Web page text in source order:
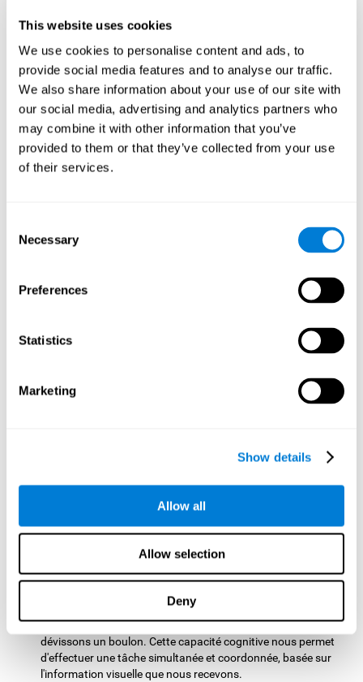
This website uses cookies
We use cookies to personalise content and ads, to
provide social media features and to analyse our traffic.
We also share information about your use of our site with
our social media, advertising and analytics partners who
may combine it with other information that you’ve
provided to them or that they’ve collected from your use
of their services.
Selection
Necessary
Preferences
Statistics
Marketing
Show details
Allow all
Allow selection
Deny
Flexibilité cognitive:Pour progresser dans ce jeu mental, nous
devrons nous adapter au changement de stimulus cible et
chercher le prochain. En pratiquant cet exercice, nous
stimulons et renforçons notre capacité de flexibilité mentale.
L'amélioration de cette capacité cognitive peut nous aider à
réagir avec plus de souplesse dans des situations
inattendues, par exemple lorsque nous découvrons que le
supermarché est fermé et que nous devons penser à une
alternative, ou lorsqu'une route est coupée et que nous
devons trouver un autre moyen pour atteindre le lieu
Les autres capacités cognitives
pertinentes sont :
Pour accéder aux niveaux supérieurs de ce
parmi tous les stimuli présents, ce qui nécessitera notre
balayage visuel. La pratique de ce jeu nous permet de
capacité cognitive est fondamentale pour notre vie
quotidienne, car elle peut nous aider à détecter rapidement et
la route, une connaissance dans la foule, ou un texte
nous devrons diriger rapidement et précisément la souris
vers chacun des stimuli cibles. En pratiquant ce jeu
notre coordination oculo-motrice. L'amélioration de cette
capacité cognitive est utile pour optimiser notre dextérité
dans les activités où nous utilisons nos mains. Par exemple,
lorsque nous écrivons, conduisons, faisons du sport ou
même lorsque nous ouvrons une boîte de conserve, ou
dévissons un boulon. Cette capacité cognitive nous permet
d'effectuer une tâche simultanée et coordonnée, basée sur
l'information visuelle que nous recevons.